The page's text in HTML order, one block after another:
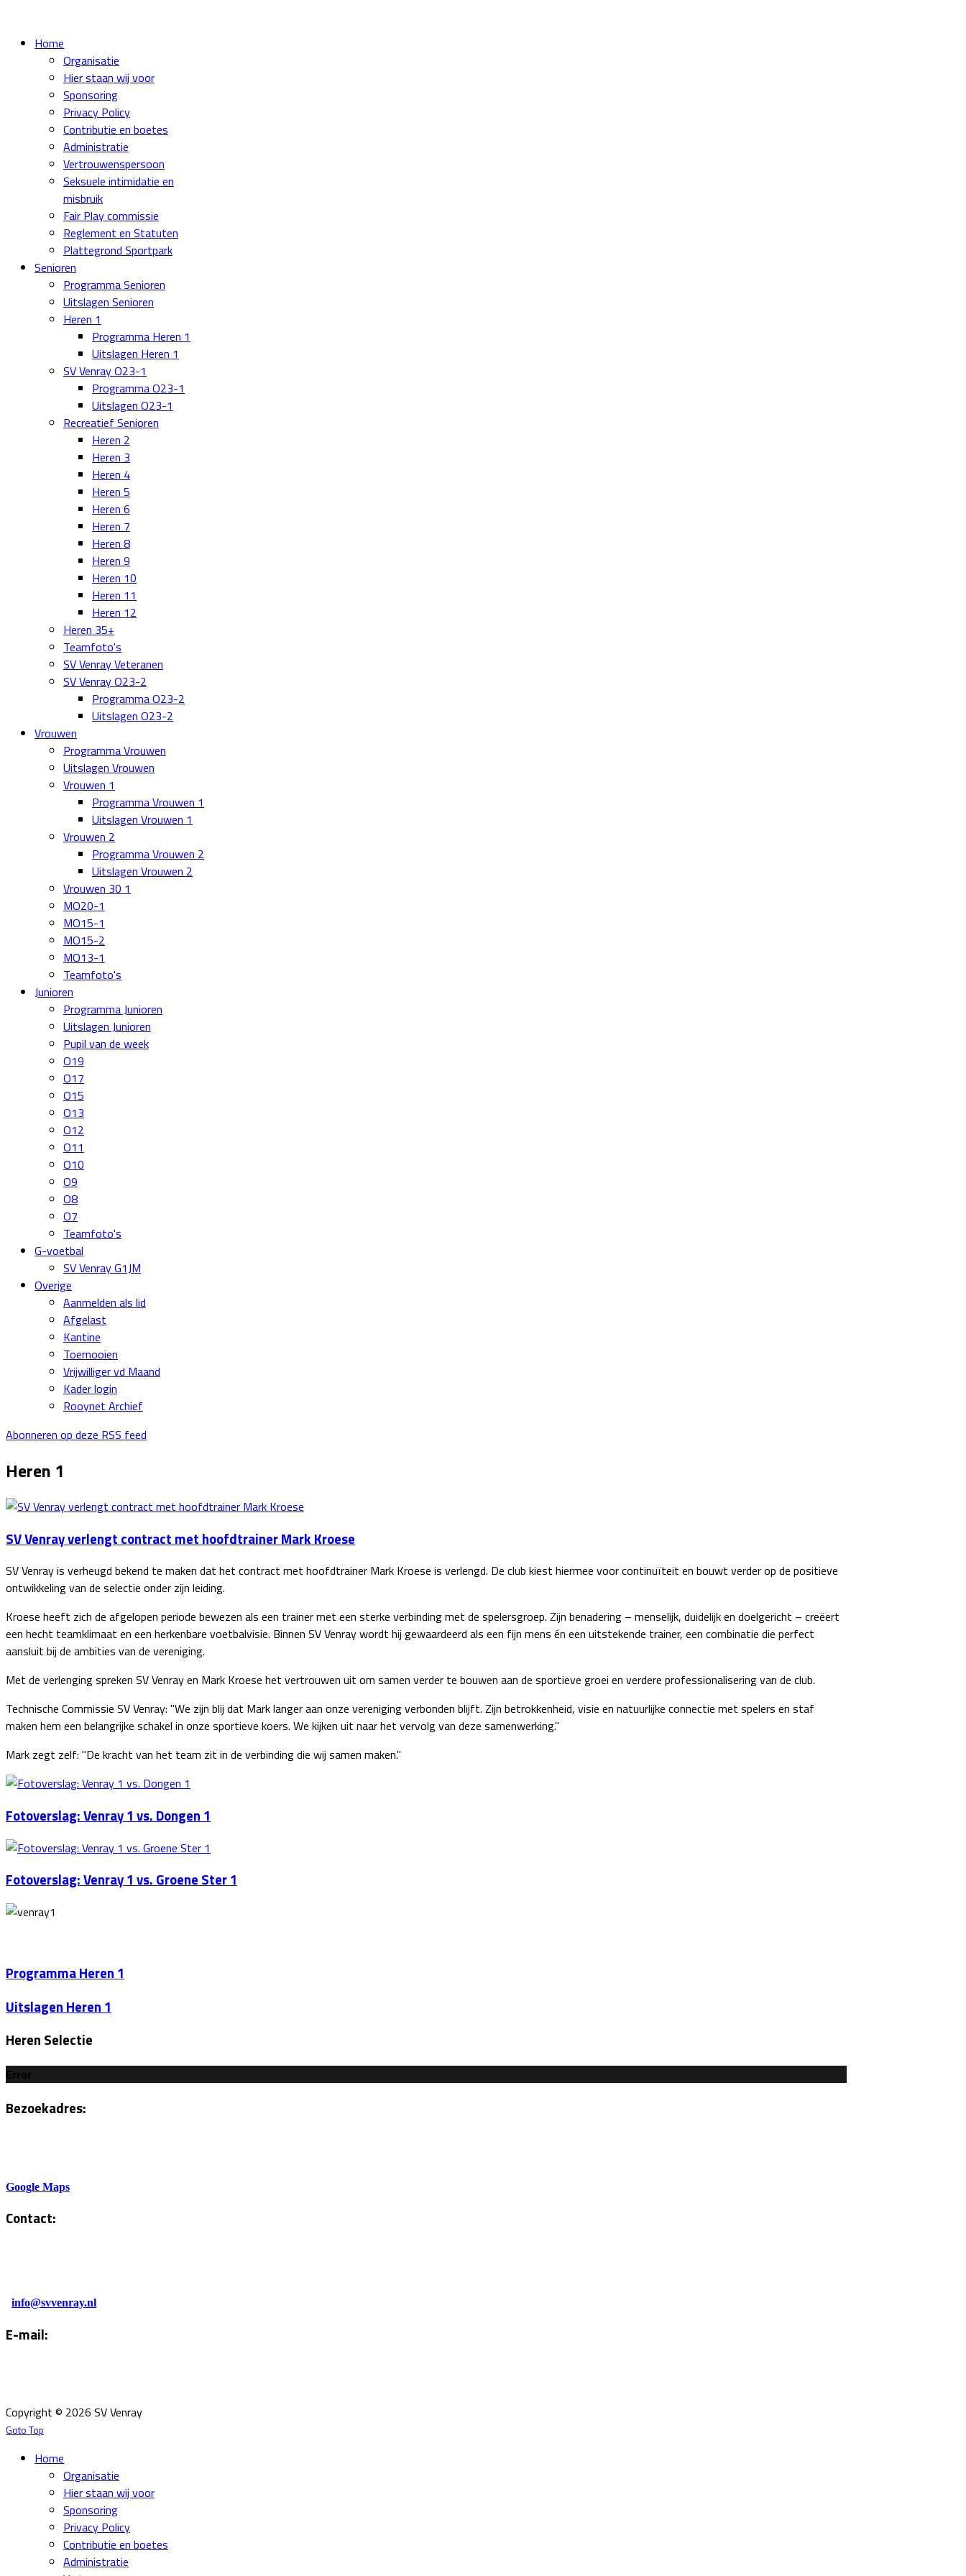
Home
Organisatie
Hier staan wij voor
Sponsoring
Privacy Policy
Contributie en boetes
Administratie
Vertrouwenspersoon
Seksuele intimidatie en
misbruik
Fair Play commissie
Reglement en Statuten
Plattegrond Sportpark
Senioren
Programma Senioren
Uitslagen Senioren
Heren 1
Programma Heren 1
Uitslagen Heren 1
SV Venray O23-1
Programma O23-1
Uitslagen O23-1
Recreatief Senioren
Heren 2
Heren 3
Heren 4
Heren 5
Heren 6
Heren 7
Heren 8
Heren 9
Heren 10
Heren 11
Heren 12
Heren 35+
Teamfoto's
SV Venray Veteranen
SV Venray O23-2
Programma O23-2
Uitslagen O23-2
Vrouwen
Programma Vrouwen
Uitslagen Vrouwen
Vrouwen 1
Programma Vrouwen 1
Uitslagen Vrouwen 1
Vrouwen 2
Programma Vrouwen 2
Uitslagen Vrouwen 2
Vrouwen 30 1
MO20-1
MO15-1
MO15-2
MO13-1
Teamfoto's
Junioren
Programma Junioren
Uitslagen Junioren
Pupil van de week
O19
O17
O15
O13
O12
O11
O10
O9
O8
O7
Teamfoto's
G-voetbal
SV Venray G1JM
Overige
Aanmelden als lid
Afgelast
Kantine
Toernooien
Vrijwilliger vd Maand
Kader login
Rooynet Archief
Abonneren op deze RSS feed
Heren 1
SV Venray verlengt contract met hoofdtrainer Mark Kroese
SV Venray is verheugd bekend te maken dat het contract met hoofdtrainer Mark Kroese is verlengd. De club kiest hiermee voor continuïteit en bouwt verder op de positieve
ontwikkeling van de selectie onder zijn leiding.
Kroese heeft zich de afgelopen periode bewezen als een trainer met een sterke verbinding met de spelersgroep. Zijn benadering – menselijk, duidelijk en doelgericht – creëert
een hecht teamklimaat en een herkenbare voetbalvisie. Binnen SV Venray wordt hij gewaardeerd als een fijn mens én een uitstekende trainer, een combinatie die perfect
aansluit bij de ambities van de vereniging.
Met de verlenging spreken SV Venray en Mark Kroese het vertrouwen uit om samen verder te bouwen aan de sportieve groei en verdere professionalisering van de club.
Technische Commissie SV Venray: "We zijn blij dat Mark langer aan onze vereniging verbonden blijft. Zijn betrokkenheid, visie en natuurlijke connectie met spelers en staf
maken hem een belangrijke schakel in onze sportieve koers. We kijken uit naar het vervolg van deze samenwerking."
Mark zegt zelf: "De kracht van het team zit in de verbinding die wij samen maken."
Fotoverslag: Venray 1 vs. Dongen 1
Fotoverslag: Venray 1 vs. Groene Ster 1
Programma Heren 1
Uitslagen Heren 1
Heren Selectie
Error
Bezoekadres:
Google Maps
Contact:
info@svvenray.nl
E-mail:
Copyright © 2026 SV Venray
Goto Top
Home
Organisatie
Hier staan wij voor
Sponsoring
Privacy Policy
Contributie en boetes
Administratie